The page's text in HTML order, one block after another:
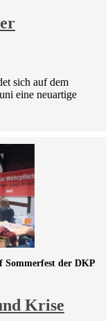
sich auf dem
eine neuartige
Krise
Sommerfest der DKP